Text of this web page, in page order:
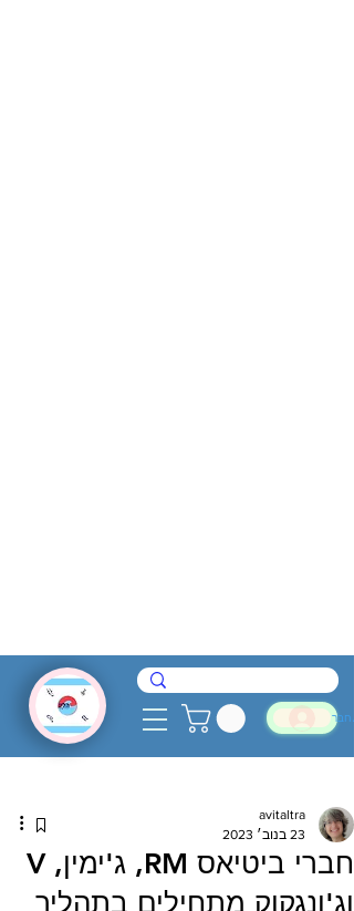
חברי ביטיאס RM, ג'ימין, V
וג'ונגקוק מתחילים בתהליך
avitaltra
23 בנוב׳ 2023